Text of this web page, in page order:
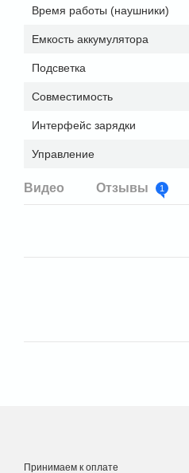
Время работы (наушники)
Емкость аккумулятора
Подсветка
Совместимость
Интерфейс зарядки
Управление
Видео Отзывы 1
Принимаем к оплате